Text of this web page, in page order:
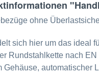
ohne
sich hier um das ideal
Rundstahlkette nach
Gehäuse, automatischer